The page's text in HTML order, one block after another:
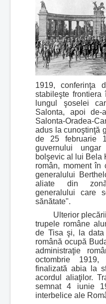
1919, conferinţa
stabileşte
lungul şoselei
Salonta, apoi
Salonta-Oradea-
adus la cunoştinţă
de 25 februarie
guvernului
bolşevic al lui Bela
român, moment în
generalului
aliate din
generalului care
sănătate".
Ulterior plecării
trupele române
de Tisa şi, la
română ocupă
administraţie
octombrie
finalizată abia la
acordul aliaţilor.
semnat 4 iunie
interbelice ale